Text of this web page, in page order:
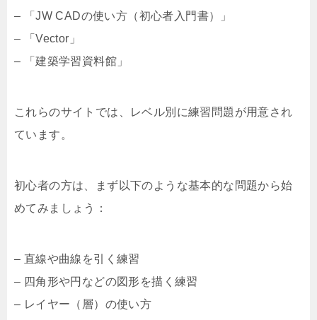
– 「JW CADの使い方（初心者入門書）」
– 「Vector」
– 「建築学習資料館」
これらのサイトでは、レベル別に練習問題が用意され
ています。
初心者の方は、まず以下のような基本的な問題から始
めてみましょう：
– 直線や曲線を引く練習
– 四角形や円などの図形を描く練習
– レイヤー（層）の使い方